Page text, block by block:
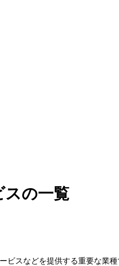
スの一覧
ビスなどを提供する重要な業